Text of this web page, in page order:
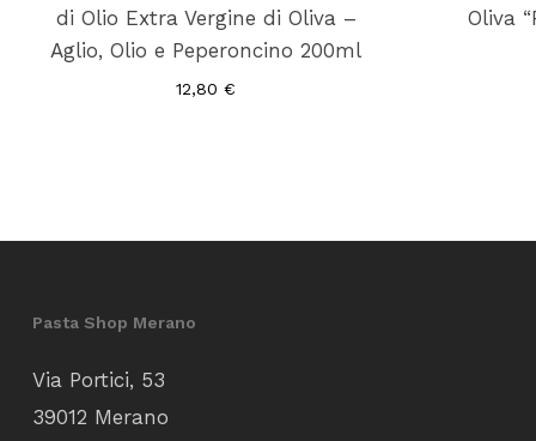
di Olio Extra Vergine di Oliva –
Aglio, Olio e Peperoncino 200ml
12,80€
Oliva
Pasta Shop Merano
Via Portici, 53
39012 Merano